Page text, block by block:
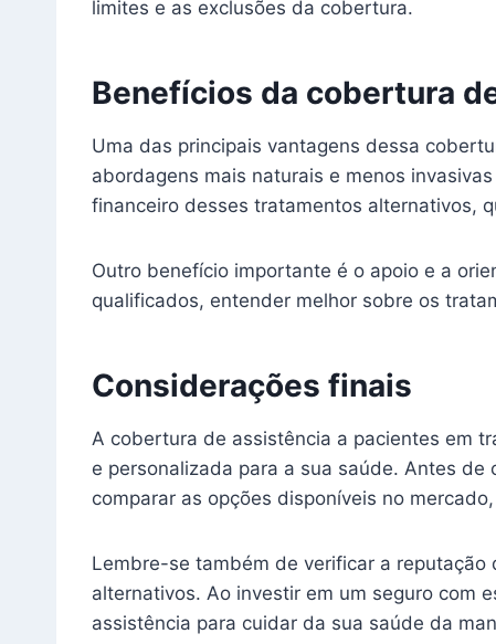
limites e as exclusões da cobertura.
Benefícios da cobertura
Uma das principais vantagens dessa
abordagens mais naturais e menos
financeiro desses tratamentos alternativos,
Outro benefício importante é o apoio e a
qualificados, entender melhor sobre os
Considerações finais
A cobertura de assistência a pacientes em
e personalizada para a sua saúde. Antes
comparar as opções disponíveis no
Lembre-se também de verificar a
alternativos. Ao investir em um seguro com
assistência para cuidar da sua saúde da